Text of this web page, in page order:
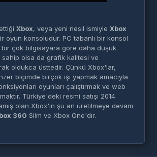
Xbox, veya yeni nesil ismiyle Xbox
oyun konsoludur. PC tabanlı bir konsol
bir çok bilgisayara gore daha düşük
olsa da grafik kalitesi ve
oldukca üsttedir. Çünkü Xbox'lar,
biçimde birçok işi yapmak amacıyla
oyunları çalıştırmak ve web
Türkiye'deki resmi satışı 2014
olan Xbox'ın şu an üretilmeye devam
360 Slim ve Xbox One'dır.